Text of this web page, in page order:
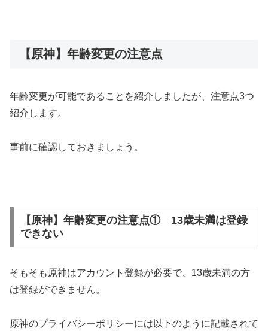
【原神】年齢変更の注意点
年齢変更が可能であることを紹介しましたが、注意点3つ
紹介します。
事前に確認しておきましょう。
【原神】年齢変更の注意点① 13歳未満は登録
できない
そもそも原神はアカウント登録が必要で、13歳未満の方
は登録ができません。
原神のプライバシーポリシーには以下のように記載されて